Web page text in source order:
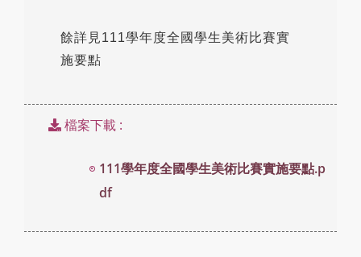
餘詳見111學年度全國學生美術比賽實
施要點
檔案下載 :
111學年度全國學生美術比賽實施要點.p
df